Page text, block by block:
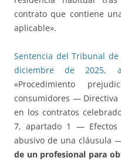
contrato que contiene
aplicable».
Sentencia del Tribunal de
diciembre de 2025,
«Procedimiento
consumidores — Directiva
en los contratos
7, apartado 1 — Efectos
abusivo de una cláusula
de un profesional para